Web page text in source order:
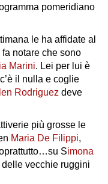
pomeridiano
le ha affidate al
fa notare che sono
Marini. Lei per lui è
il nulla e coglie
Rodriguez deve
più grosse le
Maria De Filippi,
Simona
vecchie ruggini